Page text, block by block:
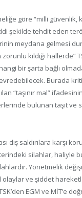
göre “milli güvenlik,
şekilde tehdit eden
meydana gelmesi
kıldığı hallerde”
bir şarta bağlı
Burada
“taşınır mal”
bulunan taşıt ve
dış saldırılara karşı
silahlar, haliyle
Yönetmelik
olaylar ve şiddet
EGM ve MİT’e